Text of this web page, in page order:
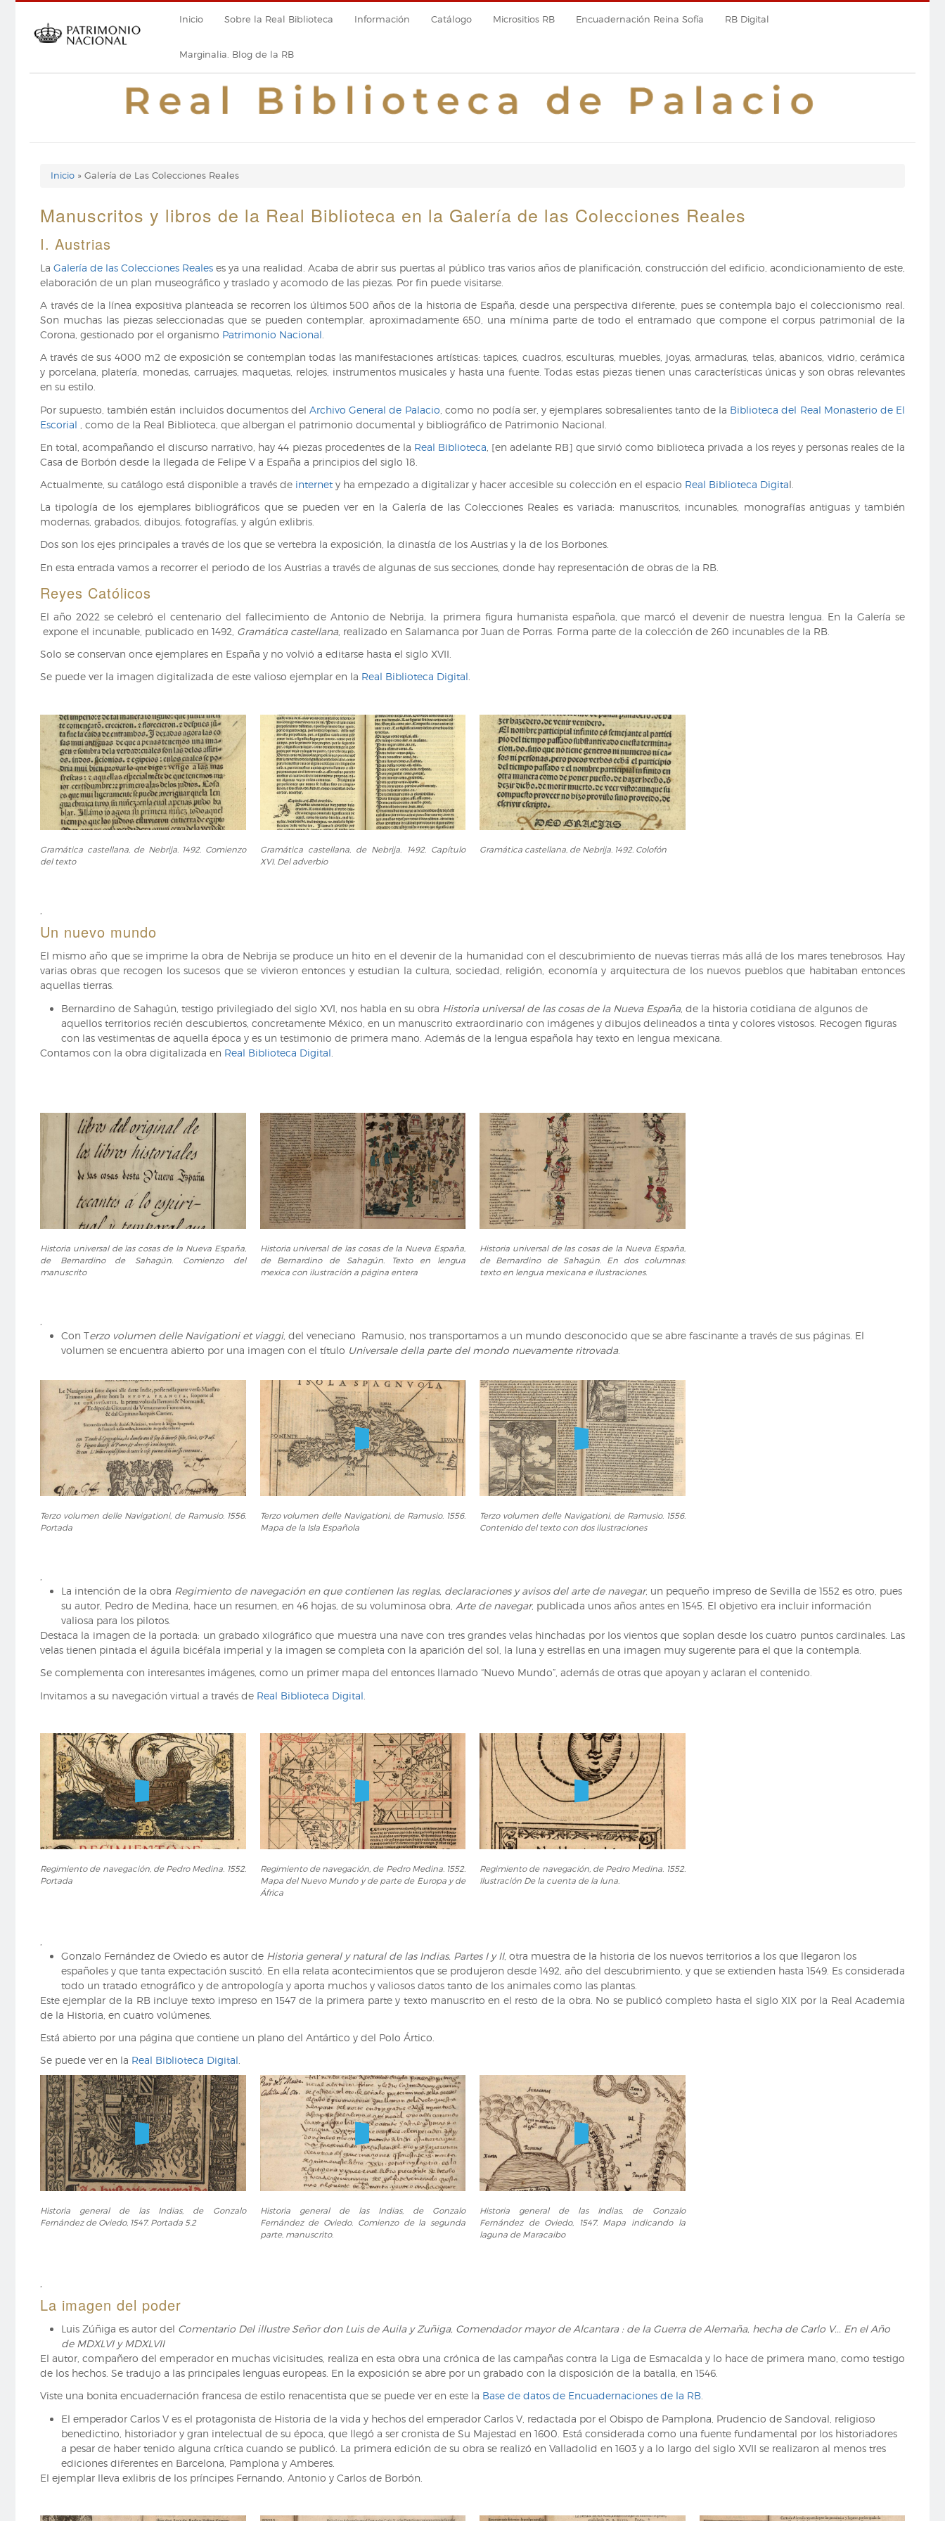
contenido
Navegación
principal
Inicio Sobre la Real Biblioteca Información Catálogo Micrositios RB Encuadernación Reina Sofía RB Digital
Marginalia. Blog de la RB
Enlaces
de
ayuda
de
navegación
Inicio Galería de Las Colecciones Reales
Manuscritos y libros de la Real Biblioteca en la Galería de las Colecciones Reales
I. Austrias
LaGalería de las Colecciones Reales es ya una realidad. Acaba de abrir sus puertas al público tras varios años de planificación, construcción del edificio, acondicionamiento de este,
elaboración de un plan museográfico y traslado y acomodo de las piezas. Por fin puede visitarse.
A través de la línea expositiva planteada se recorren los últimos 500 años de la historia de España, desde una perspectiva diferente, pues se contempla bajo el coleccionismo real.
Son muchas las piezas seleccionadas que se pueden contemplar, aproximadamente 650, una mínima parte de todo el entramado que compone el corpus patrimonial de la
Corona, gestionado por el organismo Patrimonio Nacional
A través de sus 4000 m2 de exposición se contemplan todas las manifestaciones artísticas: tapices, cuadros, esculturas, muebles, joyas, armaduras, telas, abanicos, vidrio, cerámica
y porcelana, platería, monedas, carruajes, maquetas, relojes, instrumentos musicales y hasta una fuente. Todas estas piezas tienen unas características únicas y son obras relevantes
en su estilo.
Por supuesto, también están incluidos documentos delArchivo General de Palacio , como no podía ser, y ejemplares sobresalientes tanto de la Biblioteca del Real Monasterio de El
Escorial , como de la Real Biblioteca, que albergan el patrimonio documental y bibliográfico de Patrimonio Nacional.
En total, acompañando el discurso narrativo, hay 44 piezas procedentes de la Real Biblioteca , [en adelante RB] que sirvió como biblioteca privada a los reyes y personas reales de la
Casa de Borbón desde la llegada de Felipe V a España a principios del siglo 18.
Actualmente, su catálogo está disponible a través de internet y ha empezado a digitalizar y hacer accesible su colección en el espacio Real Biblioteca Digital.
La tipología de los ejemplares bibliográficos que se pueden ver en la Galería de las Colecciones Reales es variada: manuscritos, incunables, monografías antiguas y también
modernas, grabados, dibujos, fotografías, y algún exlibris.
Dos son los ejes principales a través de los que se vertebra la exposición, la dinastía de los Austrias y la de los Borbones.
En esta entrada vamos a recorrer el periodo de los Austrias a través de algunas de sus secciones, donde hay representación de obras de la RB.
Reyes Católicos
El año 2022 se celebró el centenario del fallecimiento de Antonio de Nebrija, la primera figura humanista española, que marcó el devenir de nuestra lengua. En la Galería se
expone el incunable, publicado en 1492, Gramática castellana, realizado en Salamanca por Juan de Porras. Forma parte de la colección de 260 incunables de la RB.
Solo se conservan once ejemplares en España y no volvió a editarse hasta el siglo XVII.
Se puede ver la imagen digitalizada de este valioso ejemplar en la Real Biblioteca Digital
castellana,
de
Comienzo
del
texto
Gramática castellana, de Nebrija. 1492. Comienzo
del texto
castellana,
de
adverbio
Gramática castellana, de Nebrija. 1492. Capítulo
XVI. Del adverbio
castellana,
Gramática castellana, de Nebrija. 1492. Colofón
,
Un nuevo mundo
El mismo año que se imprime la obra de Nebrija se produce un hito en el devenir de la humanidad con el descubrimiento de nuevas tierras más allá de los mares tenebrosos. Hay
varias obras que recogen los sucesos que se vivieron entonces y estudian la cultura, sociedad, religión, economía y arquitectura de los nuevos pueblos que habitaban entonces
aquellas tierras.
Bernardino de Sahagún, testigo privilegiado del siglo XVI, nos habla en su obra Historia universal de las cosas de la Nueva España, de la historia cotidiana de algunos de
aquellos territorios recién descubiertos, concretamente México, en un manuscrito extraordinario con imágenes y dibujos delineados a tinta y colores vistosos. Recogen figuras
con las vestimentas de aquella época y es un testimonio de primera mano. Además de la lengua española hay texto en lengua mexicana.
Contamos con la obra digitalizada en Real Biblioteca Digital
universal
de
la
Nueva
España,
Bernardino
Sahagún.
Comienzo
del
manuscrito
Historia universal de las cosas de la Nueva España,
de Bernardino de Sahagún. Comienzo del
manuscrito
universal
de
Nueva
España,
Bernardino
de
Sahagún.
Texto
en
lengua
mexica
con
a
página
Historia universal de las cosas de la Nueva España,
de Bernardino de Sahagún. Texto en lengua
mexica con ilustración a página entera
universal
de
Nueva
España,
Bernardino
de
Sahagún.
En
dos
columnas:
texto
en
mexicana
e
Historia universal de las cosas de la Nueva España,
de Bernardino de Sahagún. En dos columnas:
texto en lengua mexicana e ilustraciones.
Con Terzo volumen delle Navigationi et viaggi, del veneciano Ramusio, nos transportamos a un mundo desconocido que se abre fascinante a través de sus páginas. El
volumen se encuentra abierto por una imagen con el título Universale della parte del mondo nuevamente ritrovada.
volumen
delle
Ramusio.
1556.
Portada
Terzo volumen delle Navigationi, de Ramusio. 1556.
Portada
volumen
delle
1556.
Mapa
la
Isla
Terzo volumen delle Navigationi, de Ramusio. 1556.
Mapa de la Isla Española
volumen
delle
1556.
Contenido
texto
con
Terzo volumen delle Navigationi, de Ramusio. 1556.
Contenido del texto con dos ilustraciones
La intención de la obra Regimiento de navegación en que contienen las reglas, declaraciones y avisos del arte de navegar, un pequeño impreso de Sevilla de 1552 es otro, pues
su autor, Pedro de Medina, hace un resumen, en 46 hojas, de su voluminosa obra, Arte de navegar, publicada unos años antes en 1545. El objetivo era incluir información
valiosa para los pilotos.
Destaca la imagen de la portada: un grabado xilográfico que muestra una nave con tres grandes velas hinchadas por los vientos que soplan desde los cuatro puntos cardinales. Las
velas tienen pintada el águila bicéfala imperial y la imagen se completa con la aparición del sol, la luna y estrellas en una imagen muy sugerente para el que la contempla.
Se complementa con interesantes imágenes, como un primer mapa del entonces llamado “Nuevo Mundo”, además de otras que apoyan y aclaran el contenido.
Invitamos a su navegación virtual a través de Real Biblioteca Digital
de
navegación,
1552.
Portada
Regimiento de navegación, de Pedro Medina. 1552.
Portada
de
navegación,
Mapa
del
Nuevo
Mundo
de
Europa
y
África
Regimiento de navegación, de Pedro Medina. 1552.
Mapa del Nuevo Mundo y de parte de Europa y de
África
de
navegación,
Ilustración
De
la
cuenta
Regimiento de navegación, de Pedro Medina. 1552.
Ilustración De la cuenta de la luna.
Gonzalo Fernández de Oviedo es autor de Historia general y natural de las Indias. Partes I y II, otra muestra de la historia de los nuevos territorios a los que llegaron los
españoles y que tanta expectación suscitó. En ella relata acontecimientos que se produjeron desde 1492, año del descubrimiento, y que se extienden hasta 1549. Es considerada
todo un tratado etnográfico y de antropología y aporta muchos y valiosos datos tanto de los animales como las plantas.
Este ejemplar de la RB incluye texto impreso en 1547 de la primera parte y texto manuscrito en el resto de la obra. No se publicó completo hasta el siglo XIX por la Real Academia
de la Historia, en cuatro volúmenes.
Está abierto por una página que contiene un plano del Antártico y del Polo Ártico.
Se puede ver en la Real Biblioteca Digital
general
de
Gonzalo
Fernández
Oviedo,
1547.
Portada
5.2
Historia general de las Indias, de Gonzalo
Fernández de Oviedo, 1547. Portada 5.2
general
de
las
Oviedo.
de
la
segunda
manuscrito.
Historia general de las Indias, de Gonzalo
Fernández de Oviedo. Comienzo de la segunda
parte, manuscrito.
general
de
las
Oviedo,
Mapa
indicando
la
de
Maracaibo
Historia general de las Indias, de Gonzalo
Fernández de Oviedo, 1547. Mapa indicando la
laguna de Maracaibo
La imagen del poder
Luis Zúñiga es autor del Comentario Del illustre Señor don Luis de Auila y Zuñiga, Comendador mayor de Alcantara : de la Guerra de Alemaña, hecha de Carlo V... En el Año
de MDXLVI y MDXLVII
El autor, compañero del emperador en muchas vicisitudes, realiza en esta obra una crónica de las campañas contra la Liga de Esmacalda y lo hace de primera mano, como testigo
de los hechos. Se tradujo a las principales lenguas europeas. En la exposición se abre por un grabado con la disposición de la batalla, en 1546.
Viste una bonita encuadernación francesa de estilo renacentista que se puede ver en este la Base de datos de Encuadernaciones de la RB.
El emperador Carlos V es el protagonista de Historia de la vida y hechos del emperador Carlos V, redactada por el Obispo de Pamplona, Prudencio de Sandoval, religioso
benedictino, historiador y gran intelectual de su época, que llegó a ser cronista de Su Majestad en 1600. Está considerada como una fuente fundamental por los historiadores
a pesar de haber tenido alguna crítica cuando se publicó. La primera edición de su obra se realizó en Valladolid en 1603 y a lo largo del siglo XVII se realizaron al menos tres
ediciones diferentes en Barcelona, Pamplona y Amberes.
El ejemplar lleva exlibris de los príncipes Fernando, Antonio y Carlos de Borbón.